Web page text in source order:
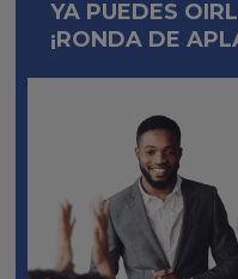
YA PUEDES
¡RONDA DE